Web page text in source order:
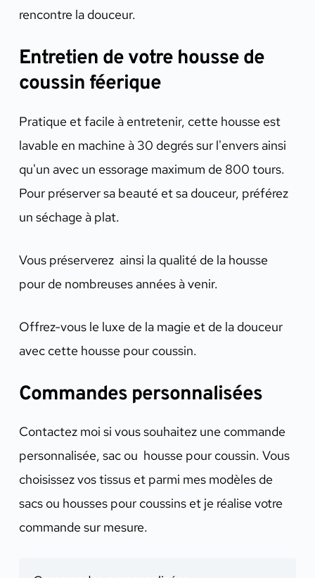
rencontre la douceur.
Entretien de votre housse de
coussin féerique
Pratique et facile à entretenir, cette housse est
lavable en machine à 30 degrés sur l'envers ainsi
qu'un avec un essorage maximum de 800 tours.
Pour préserver sa beauté et sa douceur, préférez
un séchage à plat.
Vous préserverez ainsi la qualité de la housse
pour de nombreuses années à venir.
Offrez-vous le luxe de la magie et de la douceur
avec cette housse pour coussin.
Commandes personnalisées
Contactez moi si vous souhaitez une commande
personnalisée, sac ou housse pour coussin. Vous
choisissez vos tissus et parmi mes modèles de
sacs ou housses pour coussins et je réalise votre
commande sur mesure.